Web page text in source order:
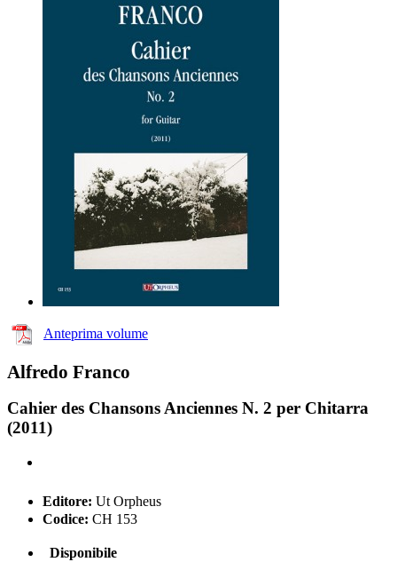
Anteprima volume
Alfredo Franco
Cahier des Chansons Anciennes N. 2 per Chitarra
(2011)
Editore: Ut Orpheus
Codice: CH 153
Disponibile